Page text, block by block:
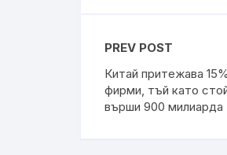
PREV POST
Китай притежава
фирми, тъй като
върши 900 милиарда